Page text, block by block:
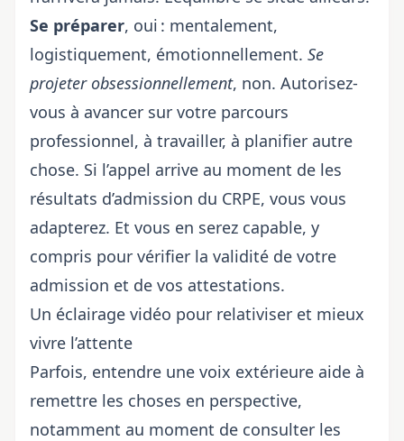
Se préparer, oui : mentalement,
logistiquement, émotionnellement. Se
projeter obsessionnellement, non. Autorisez-
vous à avancer sur votre parcours
professionnel, à travailler, à planifier autre
chose. Si l’appel arrive au moment de les
résultats d’admission du CRPE, vous vous
adapterez. Et vous en serez capable, y
compris pour vérifier la validité de votre
admission et de vos attestations.
Un éclairage vidéo pour relativiser et mieux
vivre l’attente
Parfois, entendre une voix extérieure aide à
remettre les choses en perspective,
notamment au moment de consulter les